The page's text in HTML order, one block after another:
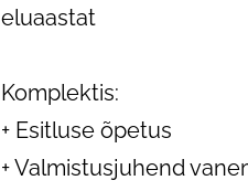
eluaastat
Komplektis:
+ Esitluse õpetus
+ Valmistusjuhend